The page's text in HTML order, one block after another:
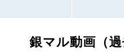
銀マル動画（過